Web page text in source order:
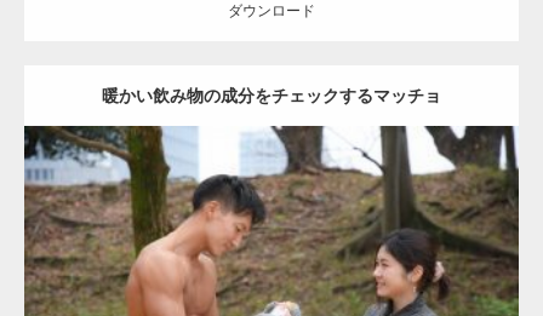
ダウンロード
暖かい飲み物の成分をチェックするマッチョ
Update:2021.07.8
Category:公園のマッチョ その他 AKIHITO(細マッチョ) 上腕三頭筋
肩